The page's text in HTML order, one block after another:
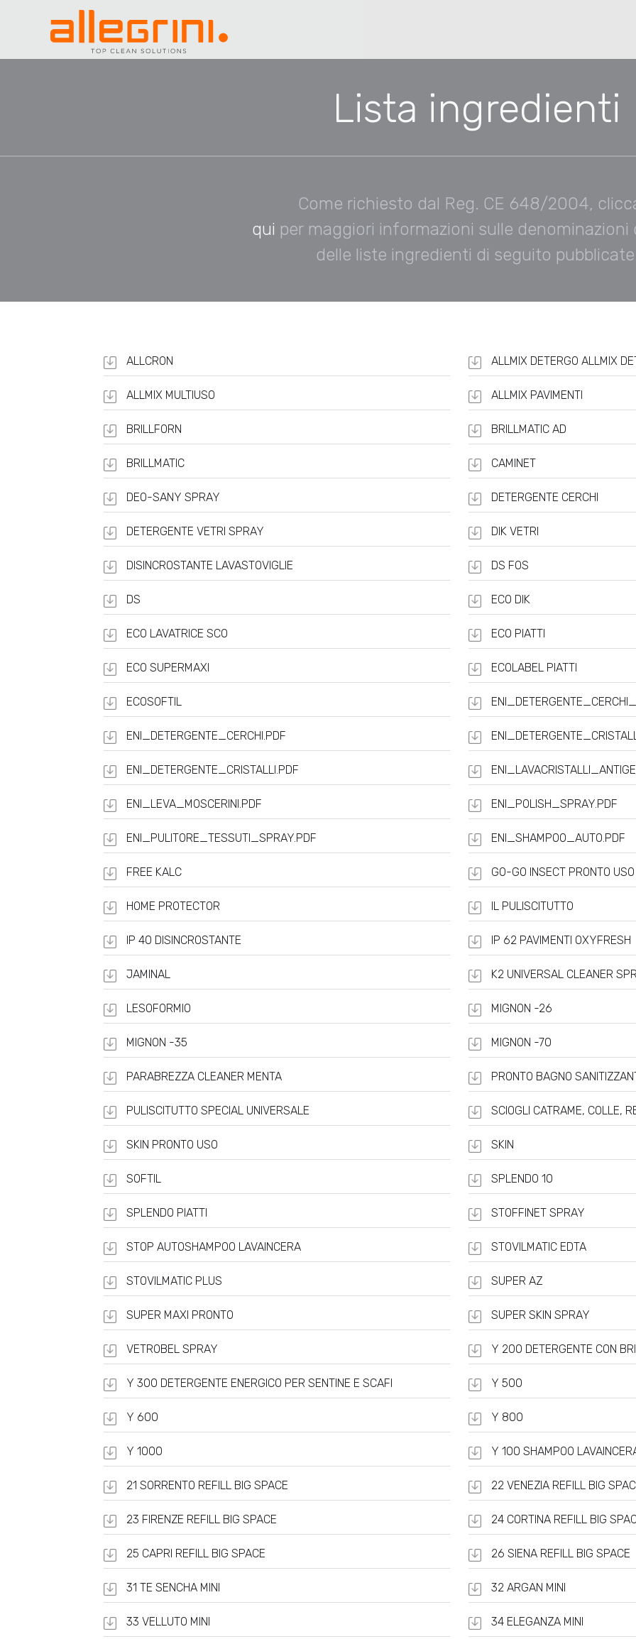
Lista ingredienti
Come richiesto dal Reg. CE 648/2004,
qui per maggiori informazioni sulle denominazioni
delle liste ingredienti di seguito
ALLCRON
ALLMIX MULTIUSO ALLMIX PAVIMENTI
BRILLFORN BRILLMATIC AD
BRILLMATIC CAMINET
DEO-SANY SPRAY DETERGENTE CERCHI
DETERGENTE VETRI SPRAY DIK VETRI
DISINCROSTANTE LAVASTOVIGLIE DS FOS
DS ECO DIK
ECO LAVATRICE SCO ECO PIATTI
ECO SUPERMAXI ECOLABEL PIATTI
ECOSOFTIL
ENI_DETERGENTE_CERCHI.PDF
ENI_DETERGENTE_CRISTALLI.PDF
ENI_LEVA_MOSCERINI.PDF ENI_POLISH_SPRAY.PDF
ENI_PULITORE_TESSUTI_SPRAY.PDF ENI_SHAMPOO_AUTO.PDF
FREE KALC GO-GO INSECT PRONTO USO
HOME PROTECTOR IL PULISCITUTTO
IP 40 DISINCROSTANTE IP 62 PAVIMENTI OXYFRESH
JAMINAL K2 UNIVERSAL CLEANER
LESOFORMIO MIGNON -26
MIGNON -35 MIGNON -70
PARABREZZA CLEANER MENTA PRONTO BAGNO
PULISCITUTTO SPECIAL UNIVERSALE SCIOGLI CATRAME, COLLE,
SKIN PRONTO USO SKIN
SOFTIL SPLENDO 10
SPLENDO PIATTI STOFFINET SPRAY
STOP AUTOSHAMPOO LAVAINCERA STOVILMATIC EDTA
STOVILMATIC PLUS SUPER AZ
SUPER MAXI PRONTO SUPER SKIN SPRAY
VETROBEL SPRAY Y 200 DETERGENTE CON
Y 300 DETERGENTE ENERGICO PER SENTINE E SCAFI Y 500
Y 600 Y 800
Y 1000 Y 100 SHAMPOO
21 SORRENTO REFILL BIG SPACE 22 VENEZIA REFILL BIG
23 FIRENZE REFILL BIG SPACE 24 CORTINA REFILL BIG
25 CAPRI REFILL BIG SPACE 26 SIENA REFILL BIG SPACE
31 TE SENCHA MINI 32 ARGAN MINI
33 VELLUTO MINI 34 ELEGANZA MINI